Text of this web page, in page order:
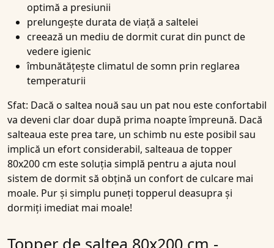
optimă a presiunii
prelungește durata de viață a saltelei
creează un mediu de dormit curat din punct de
vedere igienic
îmbunătățește climatul de somn prin reglarea
temperaturii
Sfat: Dacă o saltea nouă sau un pat nou este confortabil
va deveni clar doar după prima noapte împreună. Dacă
salteaua este prea tare, un schimb nu este posibil sau
implică un efort considerabil, salteaua de topper
80x200 cm este soluția simplă pentru a ajuta noul
sistem de dormit să obțină un confort de culcare mai
moale. Pur și simplu puneți topperul deasupra și
dormiți imediat mai moale!
Topper de saltea 80x200 cm -